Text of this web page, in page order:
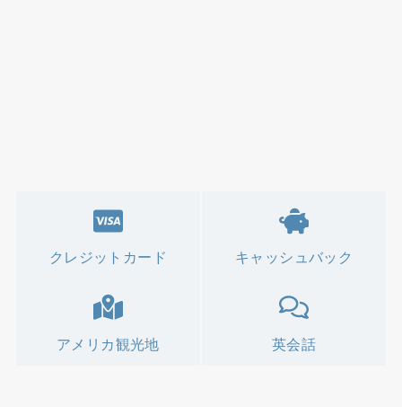
クレジットカード キャッシュバック
アメリカ観光地 英会話